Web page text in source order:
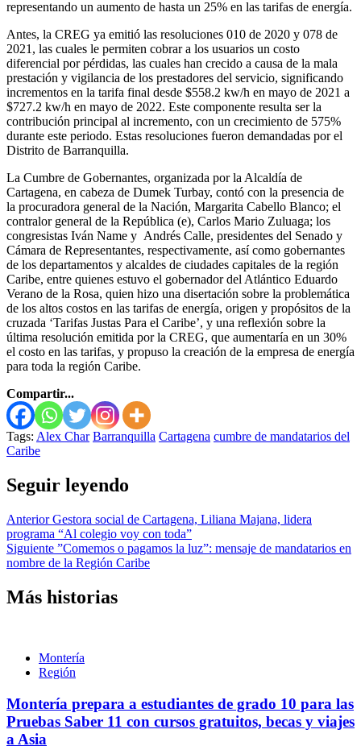
representando un aumento de hasta un 25% en las tarifas de energía.
Antes, la CREG ya emitió las resoluciones 010 de 2020 y 078 de
2021, las cuales le permiten cobrar a los usuarios un costo
diferencial por pérdidas, las cuales han crecido a causa de la mala
prestación y vigilancia de los prestadores del servicio, significando
incrementos en la tarifa final desde $558.2 kw/h en mayo de 2021 a
$727.2 kw/h en mayo de 2022. Este componente resulta ser la
contribución principal al incremento, con un crecimiento de 575%
durante este periodo. Estas resoluciones fueron demandadas por el
Distrito de Barranquilla.
La Cumbre de Gobernantes, organizada por la Alcaldía de
Cartagena, en cabeza de Dumek Turbay, contó con la presencia de
la procuradora general de la Nación, Margarita Cabello Blanco; el
contralor general de la República (e), Carlos Mario Zuluaga; los
congresistas Iván Name y Andrés Calle, presidentes del Senado y
Cámara de Representantes, respectivamente, así como gobernantes
de los departamentos y alcaldes de ciudades capitales de la región
Caribe, entre quienes estuvo el gobernador del Atlántico Eduardo
Verano de la Rosa, quien hizo una disertación sobre la problemática
de los altos costos en las tarifas de energía, origen y propósitos de la
cruzada ‘Tarifas Justas Para el Caribe’, y una reflexión sobre la
última resolución emitida por la CREG, que aumentaría en un 30%
el costo en las tarifas, y propuso la creación de la empresa de energía
para toda la región Caribe.
Compartir...
Tags: Alex Char Barranquilla Cartagena cumbre de mandatarios del
Caribe
Seguir leyendo
AnteriorGestora social de Cartagena, Liliana Majana, lidera
programa “Al colegio voy con toda”
Siguiente ”Comemos o pagamos la luz”: mensaje de mandatarios en
nombre de la Región Caribe
Más historias
Montería
Región
Montería prepara a estudiantes de grado 10 para las
Pruebas Saber 11 con cursos gratuitos, becas y viajes
a Asia